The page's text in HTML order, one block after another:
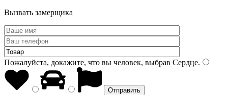
Вызвать замерщика
Пожалуйста, докажите, что вы человек, выбрав Сердце.